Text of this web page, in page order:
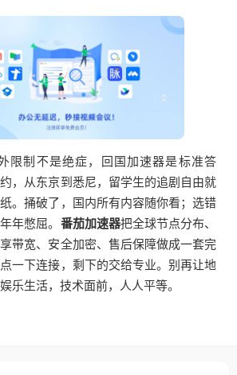
限制不是绝症，回国加速器是标准答
，从东京到悉尼，留学生的追剧自由就
。捅破了，国内所有内容随你看；选错
年憋屈。 番茄加速器把全球节点分布、
带宽、安全加密、售后保障做成一套完
一下连接，剩下的交给专业。别再让地
乐生活，技术面前，人人平等。